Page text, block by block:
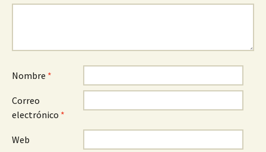
Nombre *
Correo
electrónico *
Web